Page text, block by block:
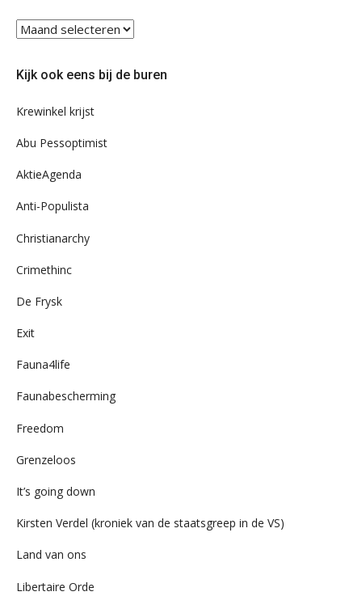
Blader
eens
ons
Kijk ook eens bij de buren
Krewinkel krijst
Abu Pessoptimist
AktieAgenda
Anti-Populista
Christianarchy
Crimethinc
De Frysk
Exit
Fauna4life
Faunabescherming
Freedom
Grenzeloos
It’s going down
Kirsten Verdel (kroniek van de staatsgreep in de VS)
Land van ons
Libertaire Orde